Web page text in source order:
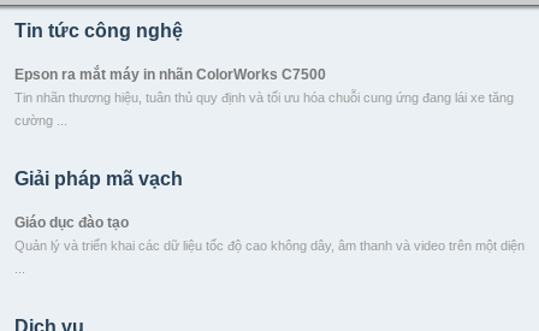
Tin tức công nghệ
Epson ra mắt máy in nhãn ColorWorks C7500
Tin nhãn thương hiệu, tuân thủ quy định và tối ưu hóa chuỗi cung ứng đang lái xe tăng
cường ...
Sản phẩm mới của Motorola - Symbol DS4308 2D series
Trọng lượng nhẹ mới của Motorola Symbol DS4308 tạo ảnh 2D, tính linh hoạt và hiệu
suất cao, cần thiết ...
Giải pháp mã vạch
Giáo dục đào tạo
Quản lý và triển khai các dữ liệu tốc độ cao không dây, âm thanh và video trên một diện
Chính phủ
Dịch vụ